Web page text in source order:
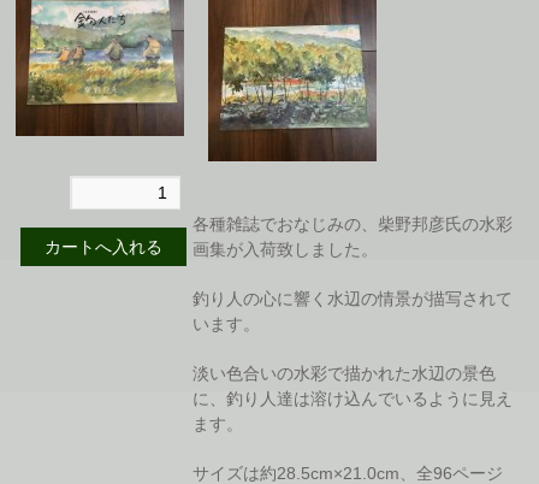
各種雑誌でおなじみの、柴野邦彦氏の水彩
画集が入荷致しました。
釣り人の心に響く水辺の情景が描写されて
います。
淡い色合いの水彩で描かれた水辺の景色
に、釣り人達は溶け込んでいるように見え
ます。
サイズは約28.5cm×21.0cm、全96ページ